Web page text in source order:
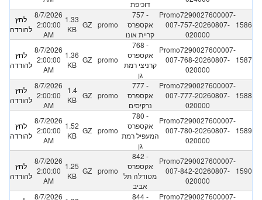
דוכיפת
לחץ
להורדה
8/7/2026
2:00:00
AM
1.33
KB GZ promo
757 -
אקספרס
קריית אונו
Promo7290027600007-
007-757-20260807-
020000
1586
לחץ
להורדה
8/7/2026
2:00:00
AM
1.36
KB
GZ promo
768 -
אקספרס
קרניצי רמת
גן
Promo7290027600007-
007-768-20260807-
020000
1587
לחץ
להורדה
8/7/2026
2:00:00
AM
1.4
KB GZ promo
777 -
אקספרס
נרקיסים
Promo7290027600007-
007-777-20260807-
020000
1588
לחץ
להורדה
8/7/2026
2:00:00
AM
1.52
KB
GZ promo
780 -
אקספרס
המעפיל רמת
גן
Promo7290027600007-
007-780-20260807-
020000
1589
לחץ
להורדה
8/7/2026
2:00:00
AM
1.25
KB
GZ promo
842 -
אקספרס
מטודלה תל
אביב
Promo7290027600007-
007-842-20260807-
020000
1590
8/7/2026
844 -
Promo7290027600007-